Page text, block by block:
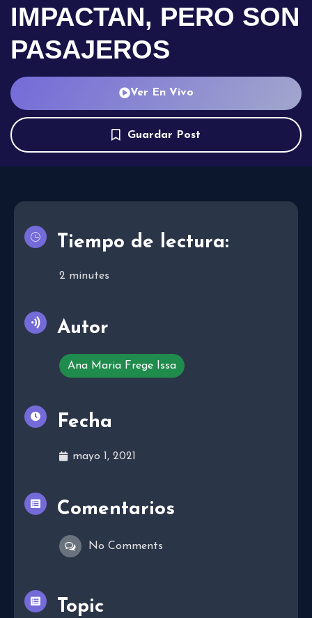
IMPACTAN, PERO SON
PASAJEROS
Ver En Vivo
Guardar Post
Tiempo de lectura:
2 minutes
Autor
Ana Maria Frege Issa
Fecha
mayo 1, 2021
Comentarios
No Comments
Topic